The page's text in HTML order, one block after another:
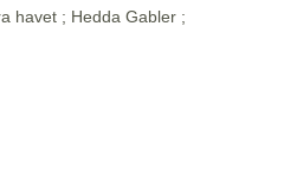
havet ; Hedda Gabler ;